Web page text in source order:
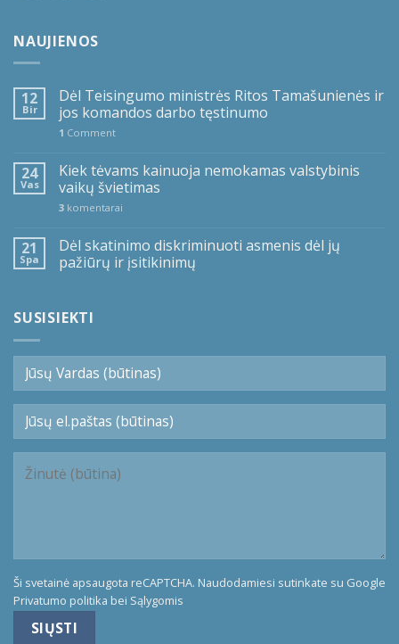
NAUJIENOS
12
Bir
Dėl Teisingumo ministrės Ritos Tamašunienės ir
jos komandos darbo tęstinumo
1 Comment
24
Vas
Kiek tėvams kainuoja nemokamas valstybinis
vaikų švietimas
3 komentarai
21
Spa
Dėl skatinimo diskriminuoti asmenis dėl jų
pažiūrų ir įsitikinimų
SUSISIEKTI
Ši svetainė apsaugota reCAPTCHA. Naudodamiesi sutinkate su Google
Privatumo politika bei Sąlygomis